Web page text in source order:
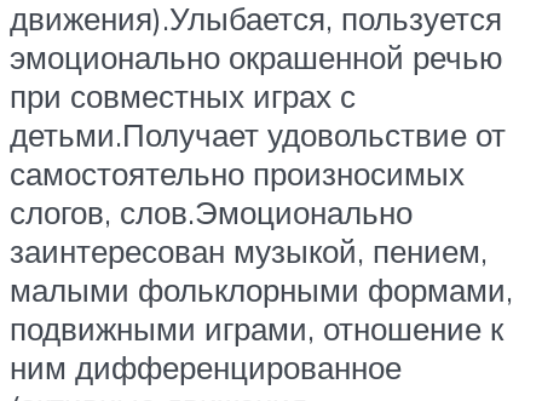
движения).Улыбается, пользуется
эмоционально окрашенной речью
при совместных играх с
детьми.Получает удовольствие от
самостоятельно произносимых
слогов, слов.Эмоционально
заинтересован музыкой, пением,
малыми фольклорными формами,
подвижными играми, отношение к
ним дифференцированное